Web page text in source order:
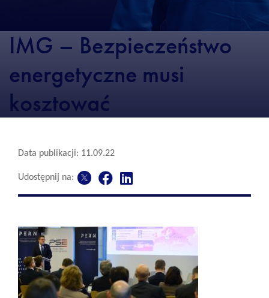
IMG – Bezpieczeństwo
energetyczne musi
kosztować
Data publikacji: 11.09.22
Udostępnij na: